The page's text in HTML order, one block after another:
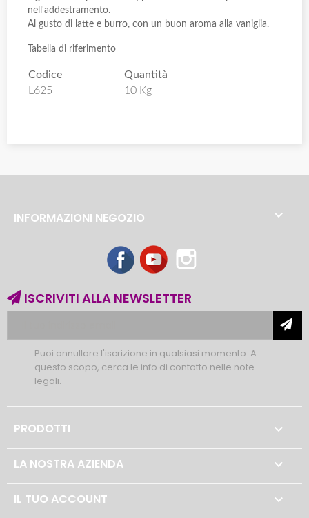
nell'addestramento.
Al gusto di latte e burro, con un buon aroma alla vaniglia.
Tabella di riferimento
Codice
Quantità
L625
10 Kg
INFORMAZIONI NEGOZIO 
FacebookYouTube
ISCRIVITI ALLA NEWSLETTER
Puoi annullare l'iscrizione in qualsiasi momento. A
questo scopo, cerca le info di contatto nelle note
legali.
PRODOTTI 
LA NOSTRA AZIENDA 
IL TUO ACCOUNT 